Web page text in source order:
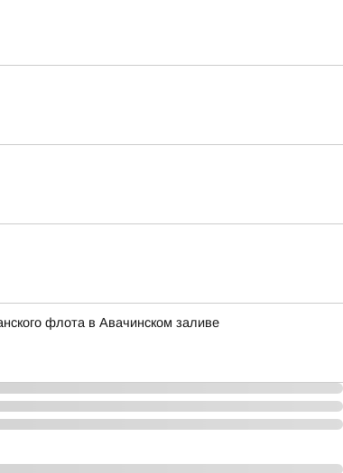
флота в Авачинском заливе